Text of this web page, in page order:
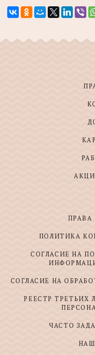
ПРАВА
ПОЛИТИКА
СОГЛАСИЕ НА
СОГЛАСИЕ НА
РЕЕСТР ТРЕТЬИХ
ЧАСТО